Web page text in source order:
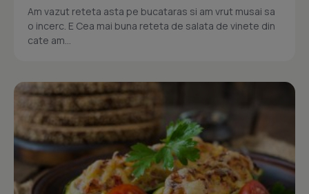
Am vazut reteta asta pe bucataras si am vrut musai sa
o incerc. E Cea mai buna reteta de salata de vinete din
cate am...